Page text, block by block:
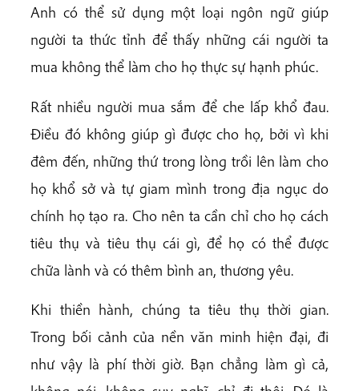
Anh có thể sử dụng một loại ngôn ngữ giúp
người ta thức tỉnh để thấy những cái người ta
mua không thể làm cho họ thực sự hạnh phúc.
Rất nhiều người mua sắm để che lấp khổ đau.
Điều đó không giúp gì được cho họ, bởi vì khi
đêm đến, những thứ trong lòng trồi lên làm cho
họ khổ sở và tự giam mình trong địa ngục do
chính họ tạo ra. Cho nên ta cần chỉ cho họ cách
tiêu thụ và tiêu thụ cái gì, để họ có thể được
chữa lành và có thêm bình an, thương yêu.
Khi thiền hành, chúng ta tiêu thụ thời gian.
Trong bối cảnh của nền văn minh hiện đại, đi
như vậy là phí thời giờ. Bạn chẳng làm gì cả,